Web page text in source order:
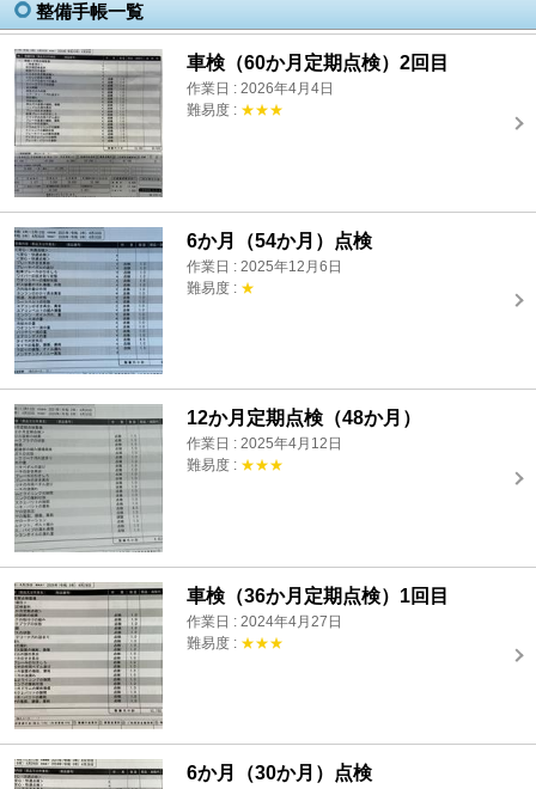
整備手帳一覧
車検（60か月定期点検）2回目
作業日 : 2026年4月4日
難易度 : ★★★
6か月（54か月）点検
作業日 : 2025年12月6日
難易度 : ★
12か月定期点検（48か月）
作業日 : 2025年4月12日
難易度 : ★★★
車検（36か月定期点検）1回目
作業日 : 2024年4月27日
難易度 : ★★★
6か月（30か月）点検